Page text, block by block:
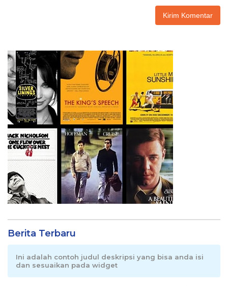
Berita Terbaru
Ini adalah contoh judul deskripsi yang bisa anda isi
dan sesuaikan pada widget